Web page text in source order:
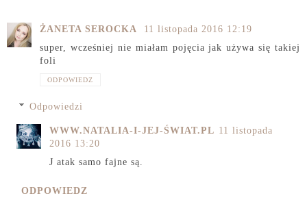
ŻANETA SEROCKA
11 listopada 2016 12:19
super, wcześniej nie miałam pojęcia jak używa się takiej
foli
ODPOWIEDZ
Odpowiedzi
WWW.NATALIA-I-JEJ-ŚWIAT.PL 11 listopada
2016 13:20
J atak samo fajne są.
ODPOWIEDZ